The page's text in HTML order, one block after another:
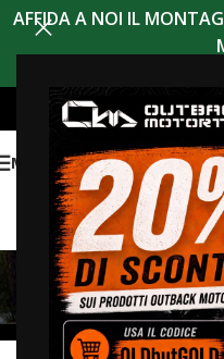
AFFIDA A NOI IL
MENU